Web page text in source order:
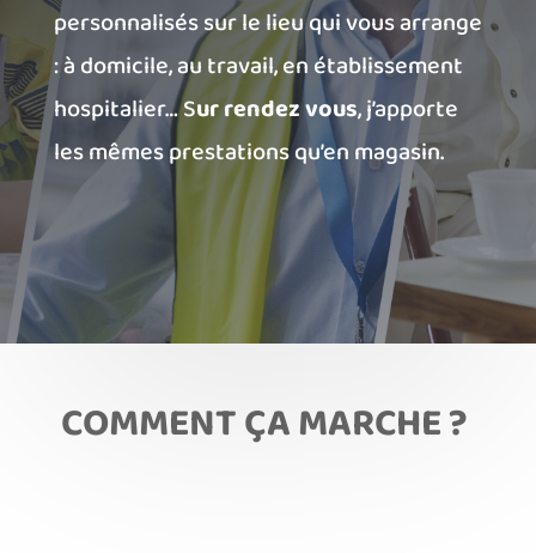
personnalisés sur le lieu qui vous arrange
: à domicile, au travail, en établissement
hospitalier… Sur rendez vous, j’apporte
les mêmes prestations qu’en magasin.
COMMENT ÇA MARCHE ?